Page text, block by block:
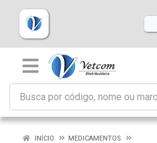
INÍCIO
MEDICAMENTOS